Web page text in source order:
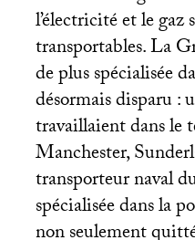
l’électricité et le
transportables. La
de plus spécialisée
désormais disparu :
travaillaient dans le
Manchester,
transporteur naval
spécialisée dans la